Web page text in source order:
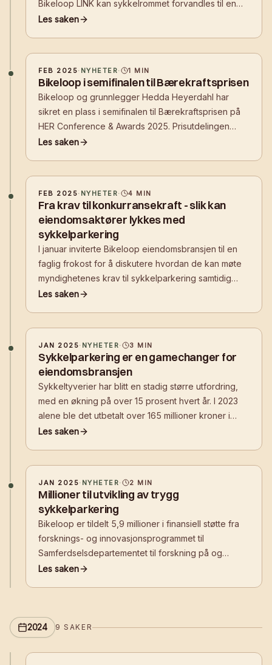
Bikeloop LINK kan sykkelrommet forvandles til en
smart, sikker og organisert løsning – som i tillegg kan
Les saken
FEB 2025· NYHETER· 1 MIN
Bikeloop i semifinalen til Bærekraftsprisen
Bikeloop og grunnlegger Hedda Heyerdahl har
sikret en plass i semifinalen til Bærekraftsprisen på
HER Conference & Awards 2025. Prisutdelingen
finner sted 28. april, og publikum har muligheten til å
Les saken
FEB 2025· NYHETER· 4 MIN
Fra krav til konkurransekraft - slik kan
eiendomsaktører lykkes med
sykkelparkering
I januar inviterte Bikeloop eiendomsbransjen til en
faglig frokost for å diskutere hvordan de kan møte
myndighetenes krav til sykkelparkering samtidig
som de skaper attraktive, brukervennlige og sikre
Les saken
JAN 2025· NYHETER· 3 MIN
Sykkelparkering er en gamechanger for
eiendomsbransjen
Sykkeltyverier har blitt en stadig større utfordring,
med en økning på over 15 prosent hvert år. I 2023
alene ble det utbetalt over 165 millioner kroner i
erstatning for stjålne sykler. Løsningene til norske
Les saken
JAN 2025· NYHETER· 2 MIN
Millioner til utvikling av trygg
sykkelparkering
Bikeloop er tildelt 5,9 millioner i finansiell støtte fra
forsknings- og innovasjonsprogrammet til
Samferdselsdepartementet til forskning på og
videreutvikling av trygg sykkelparkering. Selskapet
Les saken
2024 9 SAKER